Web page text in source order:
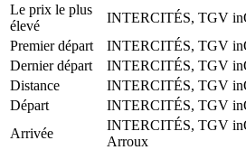
Le prix le plus
élevé
INTERCITÉS, TGV
Premier départ
INTERCITÉS, TGV
Dernier départ
INTERCITÉS, TGV
Distance
INTERCITÉS, TGV
Départ
INTERCITÉS, TGV
Arrivée
INTERCITÉS, TGV
Arroux